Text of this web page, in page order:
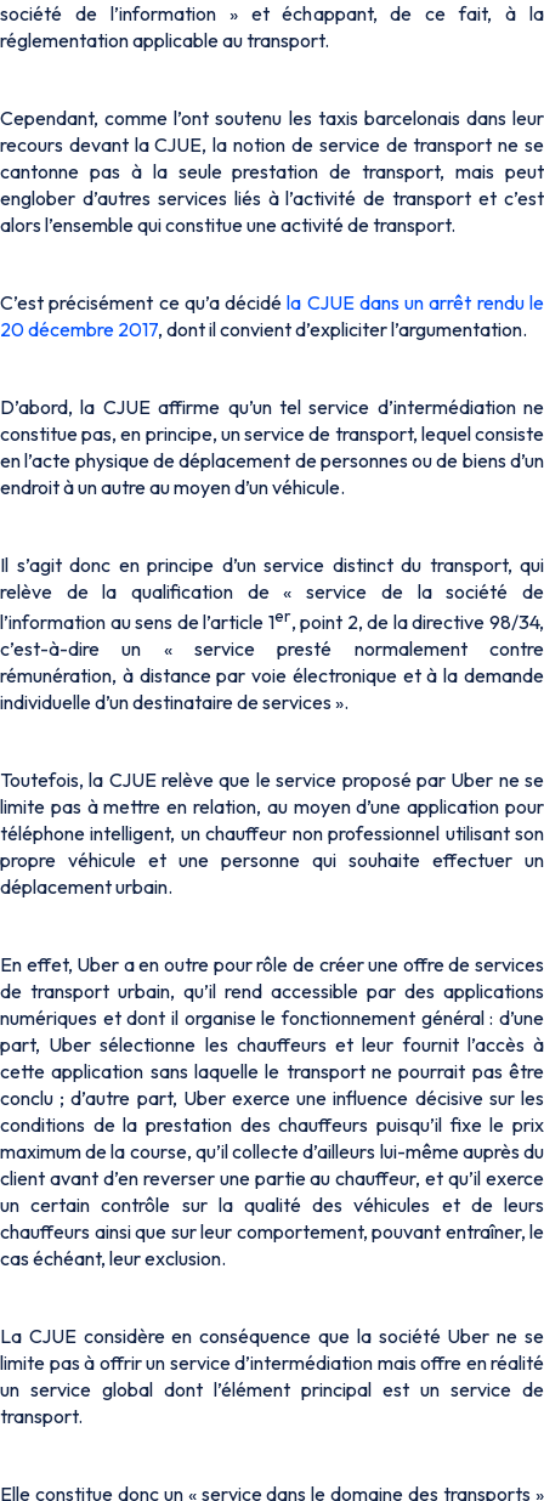
société de l’information » et échappant, de ce fait, à la
réglementation applicable au transport.
Cependant, comme l’ont soutenu les taxis barcelonais dans leur
recours devant la CJUE, la notion de service de transport ne se
cantonne pas à la seule prestation de transport, mais peut
englober d’autres services liés à l’activité de transport et c’est
alors l’ensemble qui constitue une activité de transport.
C’est précisément ce qu’a décidéla CJUE dans un arrêt rendu le
20 décembre 2017, dont il convient d’expliciter l’argumentation.
D’abord, la CJUE affirme qu’un tel service d’intermédiation ne
constitue pas, en principe, un service de transport, lequel consiste
en l’acte physique de déplacement de personnes ou de biens d’un
endroit à un autre au moyen d’un véhicule.
Il s’agit donc en principe d’un service distinct du transport, qui
relève de la qualification de « service de la société de
l’information au sens de l’article 1er, point 2, de la directive 98/34,
c’est-à-dire un « service presté normalement contre
rémunération, à distance par voie électronique et à la demande
individuelle d’un destinataire de services ».
Toutefois, la CJUE relève que le service proposé par Uber ne se
limite pas à mettre en relation, au moyen d’une application pour
téléphone intelligent, un chauffeur non professionnel utilisant son
propre véhicule et une personne qui souhaite effectuer un
déplacement urbain.
En effet, Uber a en outre pour rôle de créer une offre de services
de transport urbain, qu’il rend accessible par des applications
numériques et dont il organise le fonctionnement général : d’une
part, Uber sélectionne les chauffeurs et leur fournit l’accès à
cette application sans laquelle le transport ne pourrait pas être
conclu ; d’autre part, Uber exerce une influence décisive sur les
conditions de la prestation des chauffeurs puisqu’il fixe le prix
maximum de la course, qu’il collecte d’ailleurs lui-même auprès du
client avant d’en reverser une partie au chauffeur, et qu’il exerce
un certain contrôle sur la qualité des véhicules et de leurs
chauffeurs ainsi que sur leur comportement, pouvant entraîner, le
cas échéant, leur exclusion.
La CJUE considère en conséquence que la société Uber ne se
limite pas à offrir un service d’intermédiation mais offre en réalité
un service global dont l’élément principal est un service de
transport.
Elle constitue donc un « service dans le domaine des transports »